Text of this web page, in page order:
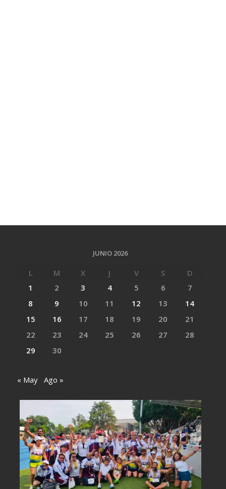
JUNIO 2026
L M X J V S
D
1
2 3 4 5 6
7
8
9 10 11 12 13
14
15
16 17 18 19 20
21
22
23 24 25 26 27
28
29
30
« May Ago »